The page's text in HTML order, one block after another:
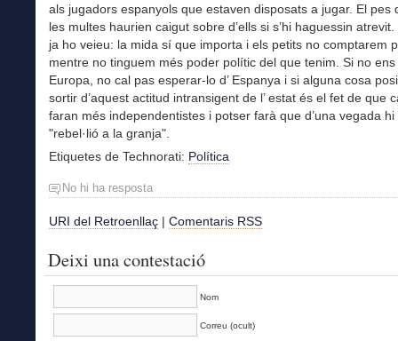
als jugadors espanyols que estaven disposats a jugar. El pes
les multes haurien caigut sobre d’ells si s’hi haguessin
ja ho veieu: la mida sí que importa i els petits no comptarem
mentre no tinguem més poder polític del que tenim. Si no
Europa, no cal pas esperar-lo d’ Espanya i si alguna cosa
sortir d’aquest actitud intransigent de l’ estat és el fet de que
faran més independentistes i potser farà que d’una vegada hi
"rebel·lió a la granja".
Etiquetes de Technorati: Política
No hi ha resposta
URI del Retroenllaç | Comentaris RSS
Deixi una contestació
Nom
Correu (ocult)